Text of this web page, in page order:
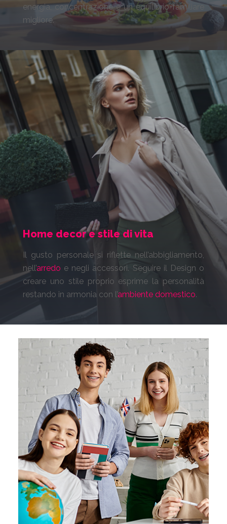
energia, concentrazione e un equilibrio familiare
migliore.
Home decor e stile di vita
Il gusto personale si riflette nell’abbigliamento,
nell’arredo e negli accessori. Seguire il Design o
creare uno stile proprio esprime la personalità
restando in armonia con l’ambiente domestico.